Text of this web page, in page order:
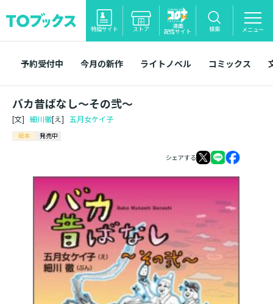
特設サイト ストア 漫画
配信サイト 検索 メニュー
予約受付中 今月の新作 ライトノベル コミックス
バカ昔ばなし～その弐～
[文] 細川徹[え] 五月女ケイ子
絵本 発売中
シェアする